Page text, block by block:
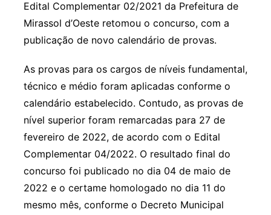
Edital Complementar 02/2021 da Prefeitura de
Mirassol d’Oeste retomou o concurso, com a
publicação de novo calendário de provas.
As provas para os cargos de níveis fundamental,
técnico e médio foram aplicadas conforme o
calendário estabelecido. Contudo, as provas de
nível superior foram remarcadas para 27 de
fevereiro de 2022, de acordo com o Edital
Complementar 04/2022. O resultado final do
concurso foi publicado no dia 04 de maio de
2022 e o certame homologado no dia 11 do
mesmo mês, conforme o Decreto Municipal